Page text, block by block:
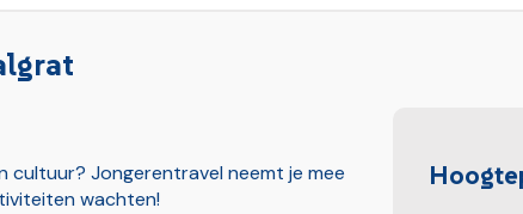
cultuur? Jongerentravel neemt je mee
wachten!